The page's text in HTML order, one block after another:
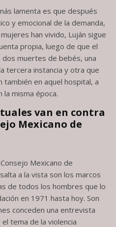
lamenta es que después
y emocional de la demanda,
han vivido, Luján sigue
propia, luego de que el
muertes de bebés, una
tercera instancia y otra que
también en aquel hospital, a
misma época.
van en contra
Mexicano de
Mexicano de
a la vista son los marcos
de todos los hombres que lo
en 1971 hasta hoy. Son
conceden una entrevista
tema de la violencia